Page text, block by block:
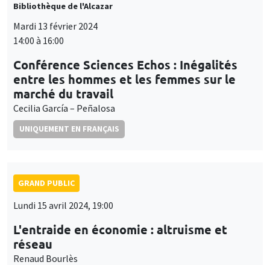
Bibliothèque de l'Alcazar
Mardi 13 février 2024
14:00 à 16:00
Conférence Sciences Echos : Inégalités
entre les hommes et les femmes sur le
marché du travail
Cecilia García – Peñalosa
UNIQUEMENT EN FRANÇAIS
GRAND PUBLIC
Lundi 15 avril 2024, 19:00
L'entraide en économie : altruisme et
réseau
Renaud Bourlès